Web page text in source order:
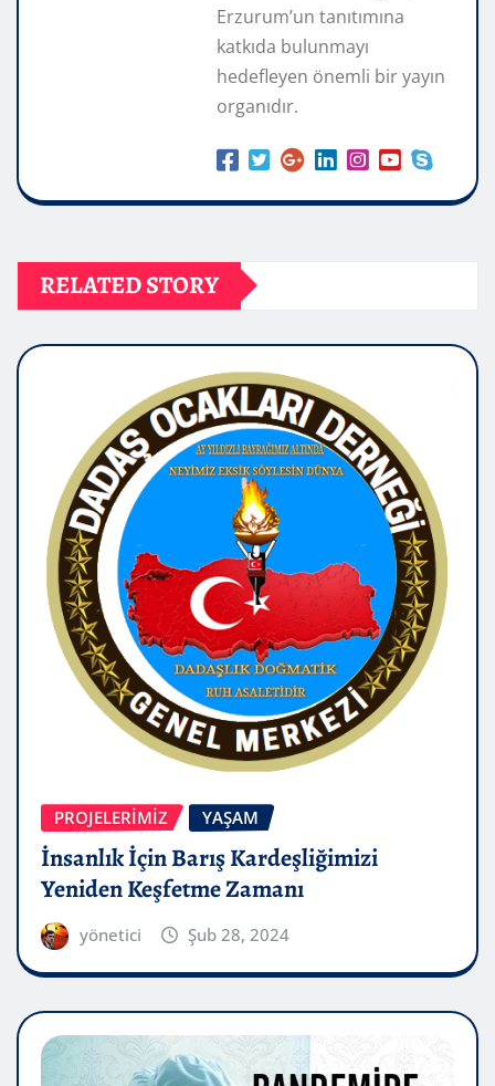
Erzurum’un tanıtımına
katkıda bulunmayı
hedefleyen önemli bir yayın
organıdır.
RELATED STORY
PROJELERIMIZ YAŞAM
İnsanlık İçin Barış Kardeşliğimizi
Yeniden Keşfetme Zamanı
yönetici Şub 28, 2024